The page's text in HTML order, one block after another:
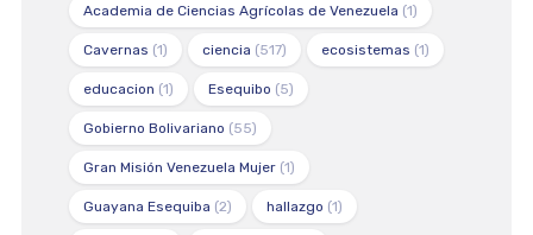
Academia de Ciencias Agrícolas de Venezuela (1)
Cavernas (1) ciencia (517) ecosistemas (1)
educacion (1) Esequibo (5)
Gobierno Bolivariano (55)
Gran Misión Venezuela Mujer(1)
Guayana Esequiba (2) hallazgo (1)